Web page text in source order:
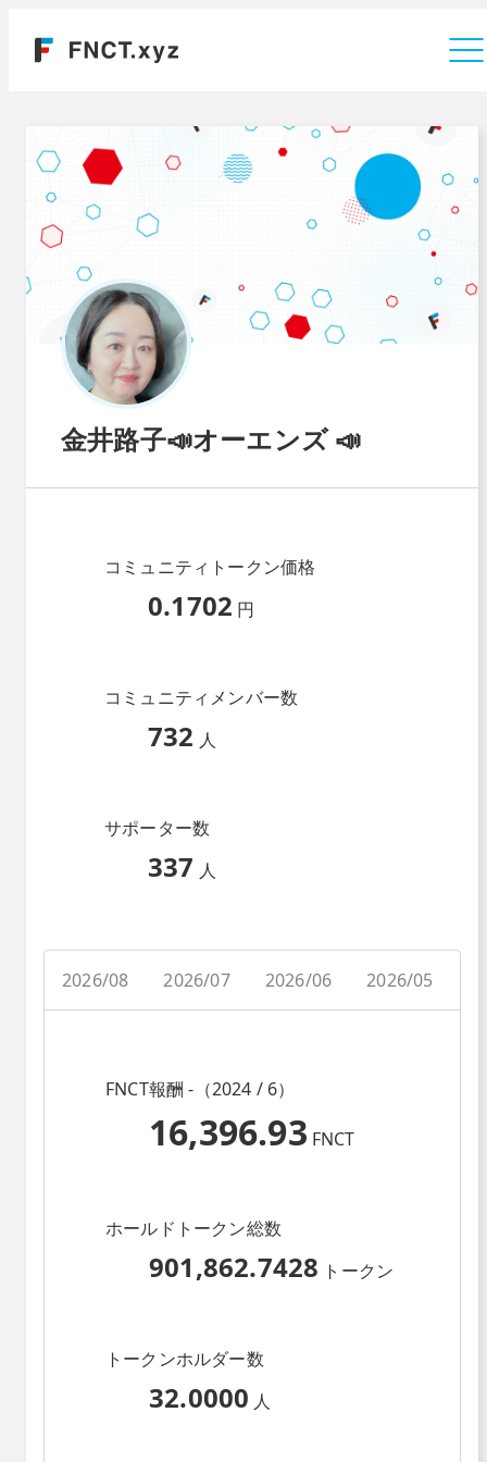
金井路子📣オーエンズ 📣
コミュニティトークン価格
0.1702 円
コミュニティメンバー数
732 人
サポーター数
337 人
2026/08 2026/07 2026/06 2026/05
FNCT報酬 -（2024 / 6）
16,396.93 FNCT
ホールドトークン総数
901,862.7428 トークン
トークンホルダー数
32.0000 人